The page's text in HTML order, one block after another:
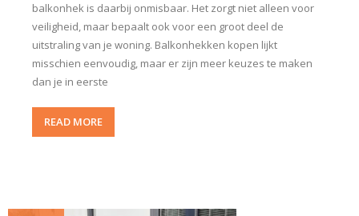
balkonhek is daarbij onmisbaar. Het zorgt niet alleen voor
veiligheid, maar bepaalt ook voor een groot deel de
uitstraling van je woning. Balkonhekken kopen lijkt
misschien eenvoudig, maar er zijn meer keuzes te maken
dan je in eerste
READ MORE